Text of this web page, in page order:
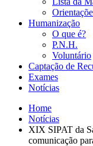
Humanização
O que é?
P.N.H.
Voluntário
Captação de
Exames
Notícias
Home
Notícias
XIX SIPAT da
comunicação